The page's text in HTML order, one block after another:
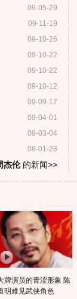
09-05-29
09-11-19
09-10-26
09-10-22
09-10-22
09-10-12
09-09-17
09-04-01
09-03-04
08-01-28
杰伦的新闻>>
牌演员的青涩形象 陈
明难见武侠角色